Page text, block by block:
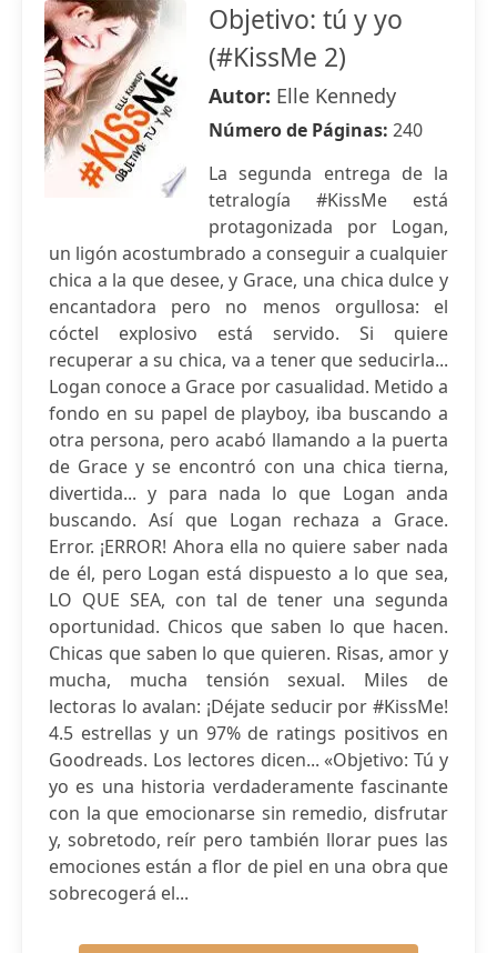
Objetivo: tú y yo
(#KissMe 2)
Autor: Elle Kennedy
Número de Páginas: 240
La segunda entrega de la
tetralogía #KissMe está
protagonizada por Logan,
un ligón acostumbrado a conseguir a cualquier
chica a la que desee, y Grace, una chica dulce y
encantadora pero no menos orgullosa: el
cóctel explosivo está servido. Si quiere
recuperar a su chica, va a tener que seducirla...
Logan conoce a Grace por casualidad. Metido a
fondo en su papel de playboy, iba buscando a
otra persona, pero acabó llamando a la puerta
de Grace y se encontró con una chica tierna,
divertida... y para nada lo que Logan anda
buscando. Así que Logan rechaza a Grace.
Error. ¡ERROR! Ahora ella no quiere saber nada
de él, pero Logan está dispuesto a lo que sea,
LO QUE SEA, con tal de tener una segunda
oportunidad. Chicos que saben lo que hacen.
Chicas que saben lo que quieren. Risas, amor y
mucha, mucha tensión sexual. Miles de
lectoras lo avalan: ¡Déjate seducir por #KissMe!
4.5 estrellas y un 97% de ratings positivos en
Goodreads. Los lectores dicen... «Objetivo: Tú y
yo es una historia verdaderamente fascinante
con la que emocionarse sin remedio, disfrutar
y, sobretodo, reír pero también llorar pues las
emociones están a flor de piel en una obra que
sobrecogerá el...